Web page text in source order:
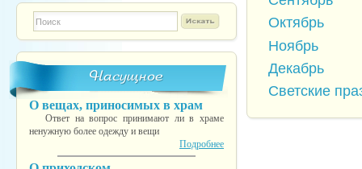
Форма поиска
TESTINS
Насущное
О вещах, приносимых в храм
Ответ на вопрос принимают ли в храме
ненужную более одежду и вещи
Подробнее
Октябрь
Ноябрь
Декабрь
Светские